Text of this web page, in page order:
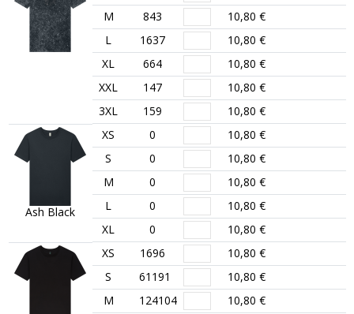
M
843
10,80 €
L
1637
10,80 €
XL
664
10,80 €
XXL
147
10,80 €
3XL
159 10,80 €
Ash Black
XS 0
10,80 €
S
0
10,80 €
M
0
10,80 €
L
0
10,80 €
XL
0 10,80 €
XS 1696
10,80 €
S
61191
10,80 €
M
124104
10,80 €